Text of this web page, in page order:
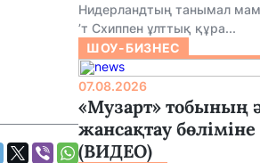
Нидерландтың танымал
’т Схиппен ұлттық құра...
ШОУ-БИЗНЕС
07.08.2026
«Музарт» тобының
жансақтау бөліміне
(ВИДЕО)